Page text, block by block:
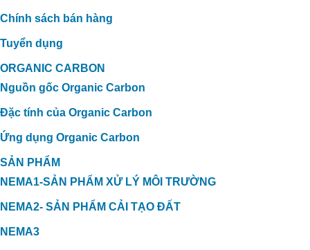
Chính sách bán hàng
Tuyển dụng
ORGANIC CARBON
Nguồn gốc Organic Carbon
Đặc tính của Organic Carbon
Ứng dụng Organic Carbon
SẢN PHẨM
NEMA1-SẢN PHẨM XỬ LÝ MÔI TRƯỜNG
NEMA2- SẢN PHẨM CẢI TẠO ĐẤT
NEMA3